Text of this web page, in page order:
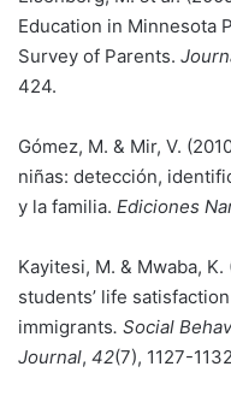
Education in Minnesota
Survey of Parents.
424.
Gómez, M. & Mir, V.
niñas: detección,
y la familia. Ediciones
Kayitesi, M. & Mwaba,
students’ life
immigrants. Social
Journal, 42(7), 1127-